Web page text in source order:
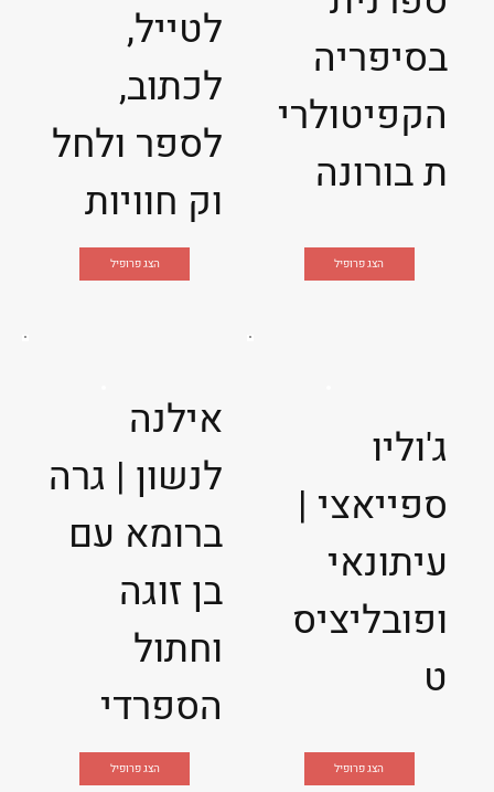
לטייל,
לכתוב,
לספר ולחל
וק חוויות
הצג פרופיל
בסיפריה
הקפיטולרי
ת בורונה
הצג פרופיל
אילנה
לנשון | גרה
ברומא עם
בן זוגה
וחתול
הספרדי
הצג פרופיל
ג'וליו
ספייאצי |
עיתונאי
ופובליציס
ט
הצג פרופיל